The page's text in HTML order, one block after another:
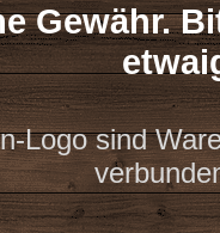
Gewähr.
Logo sind